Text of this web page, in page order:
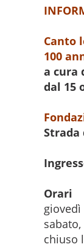
Canto
100
a cura
dal 15
Strada
Orari
giovedì
chiuso